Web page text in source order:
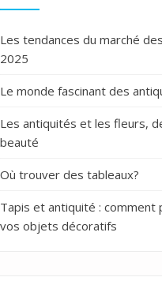
Les tendances du marché
2025
Le monde fascinant des
Les antiquités et les fleurs,
beauté
Où trouver des tableaux?
Tapis et antiquité : comment
vos objets décoratifs